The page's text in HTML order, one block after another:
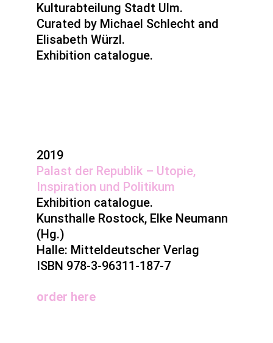
Kulturabteilung Stadt Ulm.
Curated by Michael Schlecht and
Elisabeth Würzl.
Exhibition catalogue.
2019
Palast der Republik – Utopie,
Inspiration und Politikum
Exhibition catalogue.
Kunsthalle Rostock, Elke Neumann
(Hg.)
Halle: Mitteldeutscher Verlag
ISBN 978-3-96311-187-7
order here